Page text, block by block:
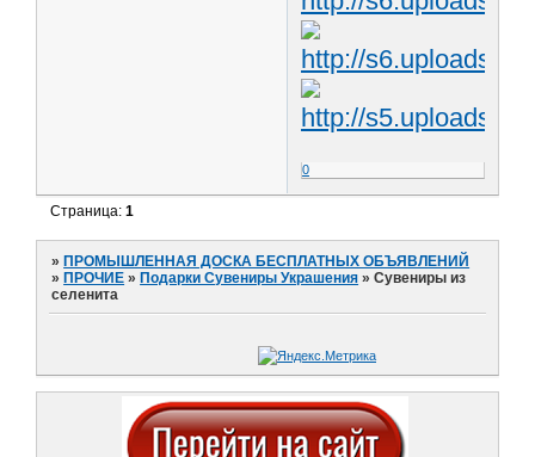
0
Страница:1
» ПРОМЫШЛЕННАЯ ДОСКА БЕСПЛАТНЫХ ОБЪЯВЛЕНИЙ
» ПРОЧИЕ » Подарки Сувениры Украшения »Сувениры из
селенита